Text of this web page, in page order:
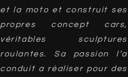
et la moto et construit ses
propres concept cars,
véritables sculptures
roulantes. Sa passion l’a
conduit a réaliser pour des